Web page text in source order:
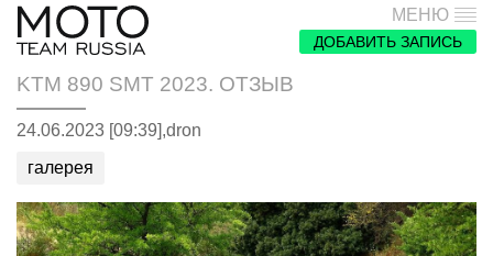
МЕНЮ
ДОБАВИТЬ ЗАПИСЬ
KTM 890 SMT 2023. ОТЗЫВ
24.06.2023 [09:39],dron
галерея